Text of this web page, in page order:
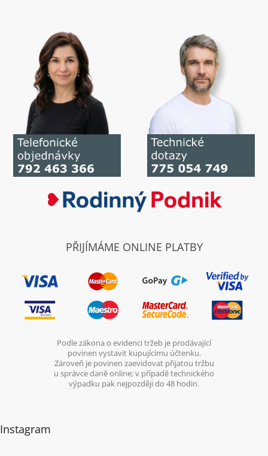
PŘIJÍMÁME ONLINE PLATBY
Podle zákona o evidenci tržeb je prodávající
povinen vystavit kupujícímu účtenku.
Zároveň je povinen zaevidovat přijatou tržbu
u správce daně online; v případě technického
výpadku pak nejpozději do 48 hodin.
Instagram